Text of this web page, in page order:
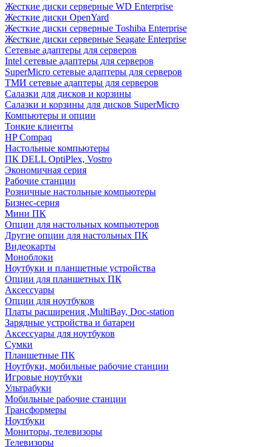
Жесткие диски серверные WD Enterprise
Жесткие диски OpenYard
Жесткие диски серверные Toshiba Enterprise
Жесткие диски серверные Seagate Enterprise
Сетевые адаптеры для серверов
Intel сетевые адаптеры для серверов
SuperMicro сетевые адаптеры для серверов
ТМИ сетевые адаптеры для серверов
Салазки для дисков и корзины
Салазки и корзины для дисков SuperMicro
Компьютеры и опции
Тонкие клиенты
HP Compaq
Настольные компьютеры
ПК DELL OptiPlex, Vostro
Экономичная серия
Рабочие станции
Розничные настольные компьютеры
Бизнес-серия
Мини ПК
Опции для настольных компьютеров
Другие опции для настольных ПК
Видеокарты
Моноблоки
Ноутбуки и планшетные устройства
Опции для планшетных ПК
Аксессуары
Опции для ноутбуков
Платы расширения ,MultiBay, Doc-station
Зарядные устройства и батареи
Аксессуары для ноутбуков
Сумки
Планшетные ПК
Ноутбуки, мобильные рабочие станции
Игровые ноутбуки
Ультрабуки
Мобильные рабочие станции
Трансформеры
Ноутбуки
Мониторы, телевизоры
Телевизоры